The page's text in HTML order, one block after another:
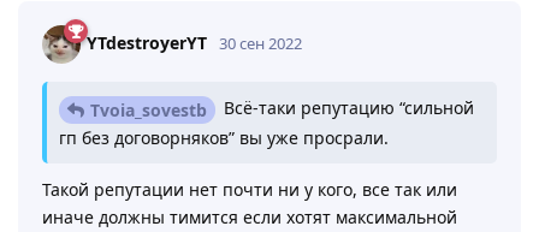
YTdestroyerYT 30 сен 2022
Tvoia_sovestb
Всё-таки репутацию “сильной
гп без договорняков” вы уже просрали.
Такой репутации нет почти ни у кого, все так или
иначе должны тимится если хотят максимальной